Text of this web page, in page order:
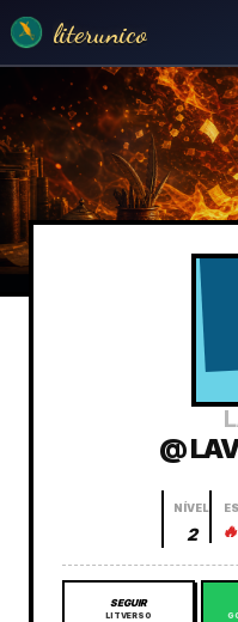
literunico
@
NÍVEL
2 🔥
SEGUIR
LITVERSO